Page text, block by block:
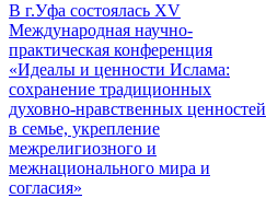
В г.Уфа состоялась XV
Международная научно-
практическая конференция
«Идеалы и ценности Ислама:
сохранение традиционных
духовно-нравственных ценностей
в семье, укрепление
межрелигиозного и
межнационального мира и
согласия»